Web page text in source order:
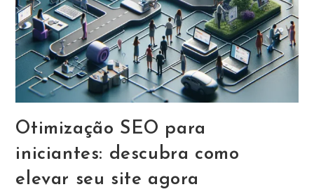
Otimização SEO para
iniciantes: descubra como
elevar seu site agora